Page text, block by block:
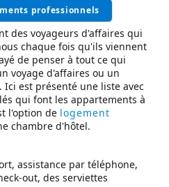
professionnels
des voyageurs d'affaires qui
chaque fois qu'ils viennent
de penser à tout ce qui
voyage d'affaires ou un
est présenté une liste avec
qui font les appartements à
l'option de logement
chambre d'hôtel.
assistance par téléphone,
out, des serviettes